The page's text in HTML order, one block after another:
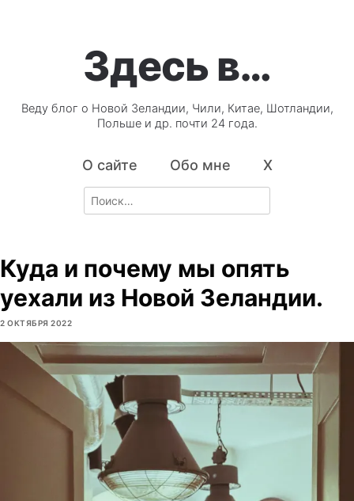
Здесь в…
Веду блог о Новой Зеландии, Чили, Китае, Шотландии,
Польше и др. почти 24 года.
О сайте Обо мне X
Search
for:
Куда и почему мы опять
уехали из Новой Зеландии.
2 ОКТЯБРЯ 2022